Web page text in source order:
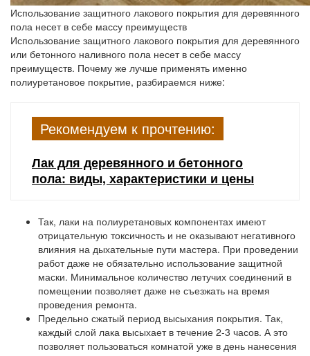
Использование защитного лакового покрытия для деревянного
пола несет в себе массу преимуществ
Использование защитного лакового покрытия для деревянного
или бетонного наливного пола несет в себе массу
преимуществ. Почему же лучше применять именно
полиуретановое покрытие, разбираемся ниже:
Рекомендуем к прочтению:
Лак для деревянного и бетонного
пола: виды, характеристики и цены
Так, лаки на полиуретановых компонентах имеют
отрицательную токсичность и не оказывают негативного
влияния на дыхательные пути мастера. При проведении
работ даже не обязательно использование защитной
маски. Минимальное количество летучих соединений в
помещении позволяет даже не съезжать на время
проведения ремонта.
Предельно сжатый период высыхания покрытия. Так,
каждый слой лака высыхает в течение 2-3 часов. А это
позволяет пользоваться комнатой уже в день нанесения